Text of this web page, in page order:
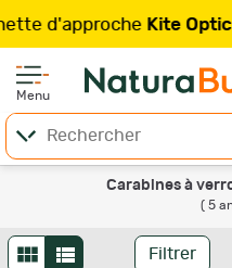
d'approcheKite Optics
Menu
Carabines à
( 5
Filtrer